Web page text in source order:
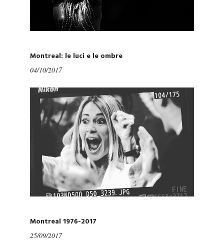
Montreal: le luci e le ombre
04/10/2017
Montreal 1976-2017
25/09/2017